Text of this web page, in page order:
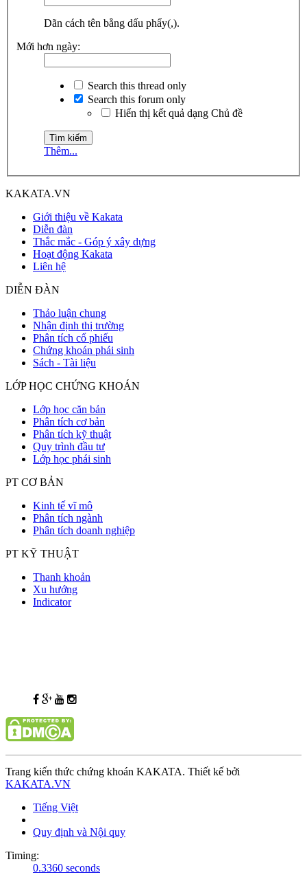
Dãn cách tên bằng dấu phẩy(,).
Mới hơn ngày:
Search this thread only
Search this forum only
Hiển thị kết quả dạng Chủ đề
Thêm...
KAKATA.VN
Giới thiệu về Kakata
Diễn đàn
Thắc mắc - Góp ý xây dựng
Hoạt động Kakata
Liên hệ
DIỄN ĐÀN
Thảo luận chung
Nhận định thị trường
Phân tích cổ phiếu
Chứng khoán phái sinh
Sách - Tài liệu
LỚP HỌC CHỨNG KHOÁN
Lớp học căn bản
Phân tích cơ bản
Phân tích kỹ thuật
Quy trình đầu tư
Lớp học phái sinh
PT CƠ BẢN
Kinh tế vĩ mô
Phân tích ngành
Phân tích doanh nghiệp
PT KỸ THUẬT
Thanh khoản
Xu hướng
Indicator
Trang kiến thức chứng khoán KAKATA. Thiết kế bởi
KAKATA.VN
Tiếng Việt
Quy định và Nội quy
Timing:
0.3360 seconds